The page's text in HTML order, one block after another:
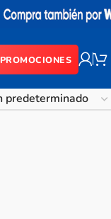
PROMOCIONES